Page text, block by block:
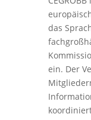
das
ein. Der